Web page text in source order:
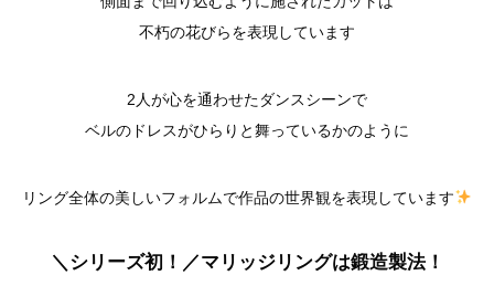
不朽の花びらを表現しています
2人が心を通わせたダンスシーンで
ベルのドレスがひらりと舞っているかのように
リング全体の美しいフォルムで作品の世界観を表現しています
＼ シリーズ初！／マリッジリングは鍛造製法！